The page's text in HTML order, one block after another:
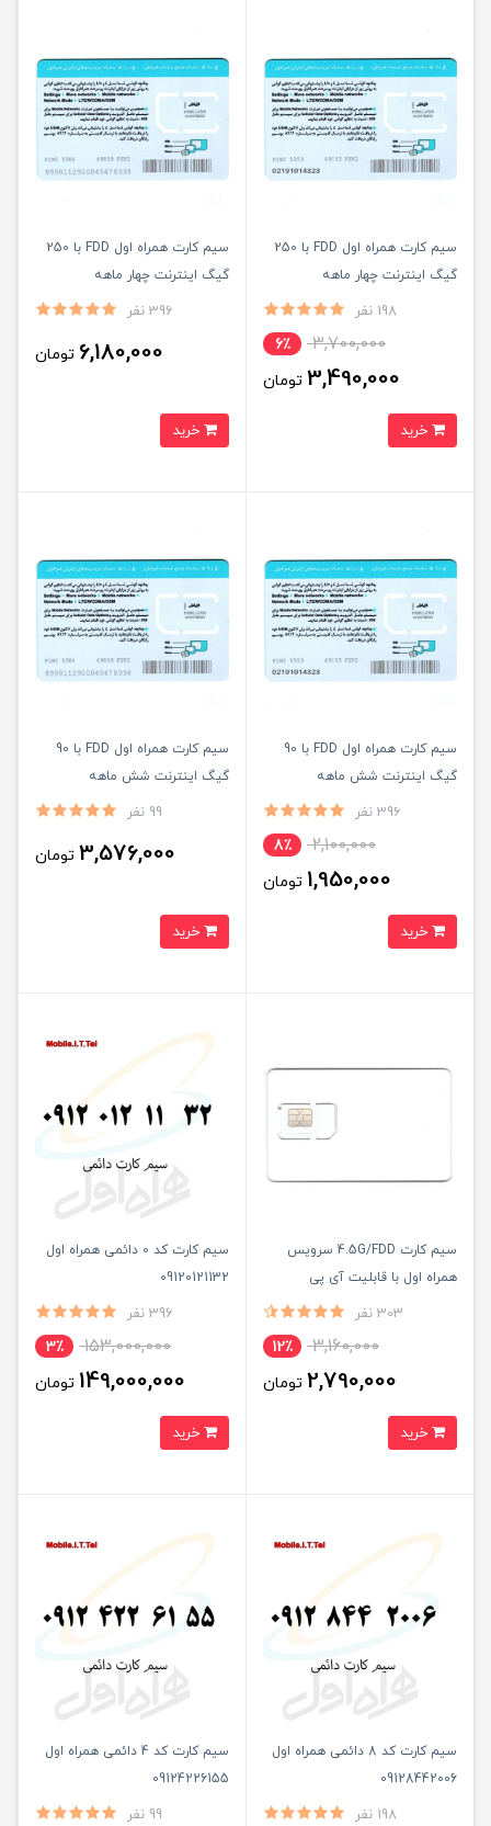
سیم کارت همراه اول FDD با 250
گیگ اینترنت چهار ماهه
(مخصوص مودم)
198 نفر
3,700,000 6٪
3,490,000 تومان
سیم کارت همراه اول FDD با 250
گیگ اینترنت چهار ماهه
396 نفر
6,180,000 تومان
سیم کارت همراه اول FDD با 90
گیگ اینترنت شش ماهه
(مخصوص مودم)
396 نفر
2,100,000 8٪
1,950,000 تومان
سیم کارت همراه اول FDD با 90
گیگ اینترنت شش ماهه
99 نفر
3,576,000 تومان
سیم کارت 4.5G/FDD سرویس
همراه اول با قابلیت آی پی
استاتیک (مخصوص مودم )
303 نفر
3,160,000 12٪
2,790,000 تومان
سیم کارت کد 0 دائمی همراه اول
09120121132
396 نفر
153,000,000 3٪
149,000,000 تومان
سیم کارت کد 8 دائمی همراه اول
09128442006
198 نفر
سیم کارت کد 4 دائمی همراه اول
09124226155
99 نفر